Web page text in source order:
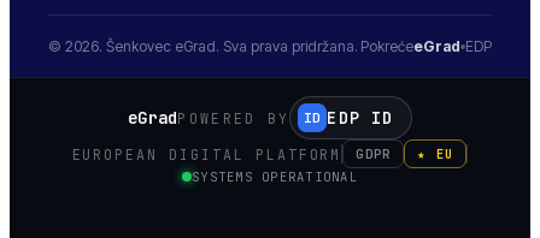
© 2026. Šenkovec eGrad. Sva prava pridržana. PokrećeeGrad EDP
eGradPOWERED BY ID EDP ID
EUROPEAN DIGITAL PLATFORM GDPR
★ EU
SYSTEMS OPERATIONAL